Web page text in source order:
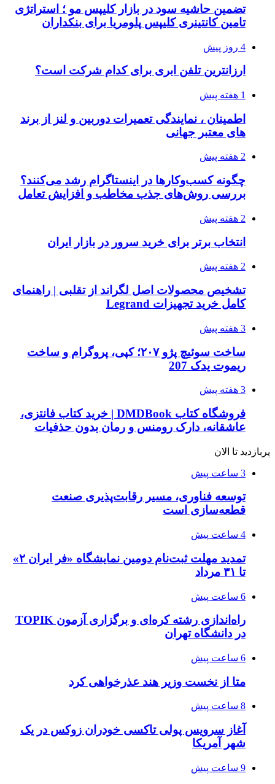
تضمین حاشیه سود در بازار کلیپس مو ؛ استراتژی
تامین کانتینری کلیپس پلومریا برای بنکداران
4 روز پیش
ارزانترین تلفن ابری برای کدام شرکت است؟
1 هفته پیش
اطمینان ، نمایندگی تعمیرات دوربین و لنز از برند
های معتبر جهانی
2 هفته پیش
چگونه کسب‌وکارها در اینستاگرام رشد می‌کنند؟
بررسی روش‌های جذب مخاطب و افزایش تعامل
2 هفته پیش
انتخاب برتر برای خرید سرور در بازار ایران
2 هفته پیش
تشخیص محصولات اصل لگراند از تقلبی | راهنمای
کامل خرید تجهیزات Legrand
3 هفته پیش
ساخت سوئیچ پژو ۲۰۷؛ کپی، پروگرام و ساخت
ریموت یدک 207
3 هفته پیش
فروشگاه کتاب DMDBook | خرید کتاب فانتزی،
عاشقانه، دارک رومنس و رمان بدون حذفیات
پربازدید تا الان
3 ساعت پیش
توسعه فناوری، مسیر رقابت‌پذیری صنعت
قطعه‌سازی است
4 ساعت پیش
تمدید مهلت ثبت‌نام دومین نمایشگاه «فر ایران ۲»
تا ۳۱ مرداد
6 ساعت پیش
راه‌اندازی رشته کره‌ای و برگزاری آزمون TOPIK
در دانشگاه تهران
6 ساعت پیش
متا از نخست وزیر هند عذرخواهی کرد
8 ساعت پیش
آغاز سرویس پولی تاکسی خودران زوکس در یک
شهر آمریکا
9 ساعت پیش